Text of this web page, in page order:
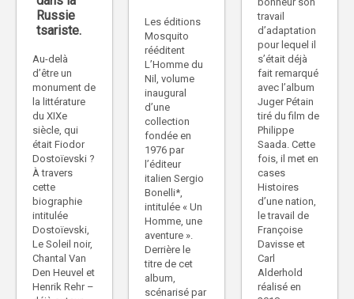
travail
d’adaptation
pour lequel il
s’était déjà
fait remarqué
avec l’album
Juger Pétain
tiré du film de
Philippe
Saada. Cette
fois, il met en
cases
Histoires
d’une nation,
le travail de
Françoise
Davisse et
Carl
Alderhold
réalisé en
Les éditions
Mosquito
rééditent
L’Homme du
Nil, volume
inaugural
d’une
collection
fondée en
1976 par
l’éditeur
italien Sergio
Bonelli*,
intitulée « Un
Homme, une
aventure ».
Derrière le
titre de cet
album,
scénarisé par
Russie
tsariste.
Au-delà
d’être un
monument de
la littérature
du XIXe
siècle, qui
était Fiodor
Dostoïevski ?
À travers
cette
biographie
intitulée
Dostoïevski,
Le Soleil noir,
Chantal Van
Den Heuvel et
Henrik Rehr –